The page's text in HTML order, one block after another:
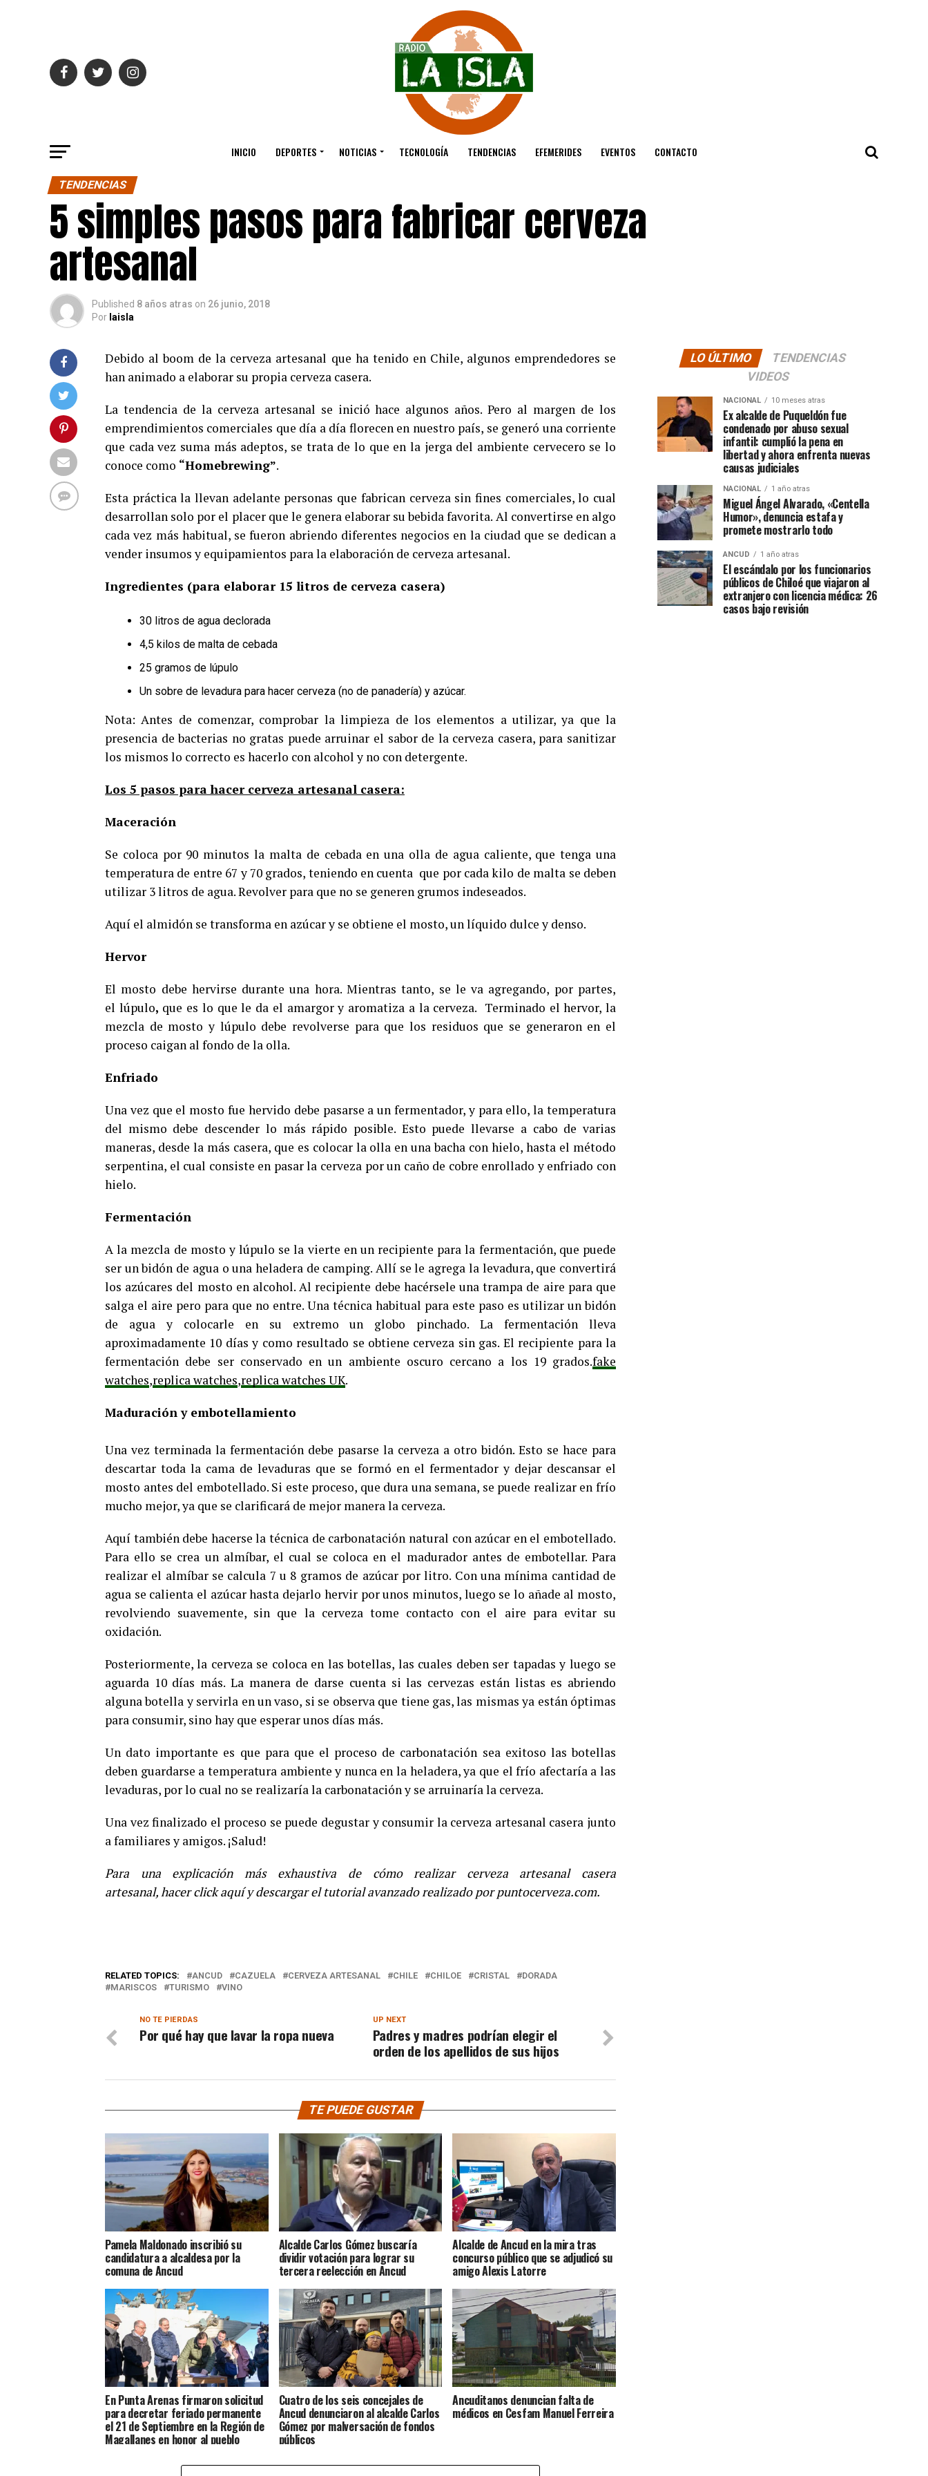
INICIO DEPORTES NOTICIAS TECNOLOGÍA TENDENCIAS EFEMERIDES EVENTOS CONTACTO
TENDENCIAS
5 simples pasos para fabricar cerveza
artesanal
Published 8 años atras on 26 junio, 2018
Por laisla
Debido al boom de la cerveza artesanal que ha tenido en Chile, algunos emprendedores se
han animado a elaborar su propia cerveza casera.
La tendencia de la cerveza artesanal se inició hace algunos años. Pero al margen de los
emprendimientos comerciales que día a día florecen en nuestro país, se generó una corriente
que cada vez suma más adeptos, se trata de lo que en la jerga del ambiente cervecero se lo
conoce como “Homebrewing”.
Esta práctica la llevan adelante personas que fabrican cerveza sin fines comerciales, lo cual
desarrollan solo por el placer que le genera elaborar su bebida favorita. Al convertirse en algo
cada vez más habitual, se fueron abriendo diferentes negocios en la ciudad que se dedican a
vender insumos y equipamientos para la elaboración de cerveza artesanal.
Ingredientes (para elaborar 15 litros de cerveza casera)
30 litros de agua declorada
4,5 kilos de malta de cebada
25 gramos de lúpulo
Un sobre de levadura para hacer cerveza (no de panadería) y azúcar.
Nota: Antes de comenzar, comprobar la limpieza de los elementos a utilizar, ya que la
presencia de bacterias no gratas puede arruinar el sabor de la cerveza casera, para sanitizar
los mismos lo correcto es hacerlo con alcohol y no con detergente.
Los 5 pasos para hacer cerveza artesanal casera:
Maceración
Se coloca por 90 minutos la malta de cebada en una olla de agua caliente, que tenga una
temperatura de entre 67 y 70 grados, teniendo en cuenta que por cada kilo de malta se deben
utilizar 3 litros de agua. Revolver para que no se generen grumos indeseados.
Aquí el almidón se transforma en azúcar y se obtiene el mosto, un líquido dulce y denso.
Hervor
El mosto debe hervirse durante una hora. Mientras tanto, se le va agregando, por partes,
el lúpulo, que es lo que le da el amargor y aromatiza a la cerveza. Terminado el hervor, la
mezcla de mosto y lúpulo debe revolverse para que los residuos que se generaron en el
proceso caigan al fondo de la olla.
Enfriado
Una vez que el mosto fue hervido debe pasarse a un fermentador, y para ello, la temperatura
del mismo debe descender lo más rápido posible. Esto puede llevarse a cabo de varias
maneras, desde la más casera, que es colocar la olla en una bacha con hielo, hasta el método
serpentina, el cual consiste en pasar la cerveza por un caño de cobre enrollado y enfriado con
hielo.
Fermentación
A la mezcla de mosto y lúpulo se la vierte en un recipiente para la fermentación, que puede
ser un bidón de agua o una heladera de camping. Allí se le agrega la levadura, que convertirá
los azúcares del mosto en alcohol. Al recipiente debe hacérsele una trampa de aire para que
salga el aire pero para que no entre. Una técnica habitual para este paso es utilizar un bidón
de agua y colocarle en su extremo un globo pinchado. La fermentación lleva
aproximadamente 10 días y como resultado se obtiene cerveza sin gas. El recipiente para la
fermentación debe ser conservado en un ambiente oscuro cercano a los 19 grados.fake
watches,replica watches,replica watches UK.
Maduración y embotellamiento
Una vez terminada la fermentación debe pasarse la cerveza a otro bidón. Esto se hace para
descartar toda la cama de levaduras que se formó en el fermentador y dejar descansar el
mosto antes del embotellado. Si este proceso, que dura una semana, se puede realizar en frío
mucho mejor, ya que se clarificará de mejor manera la cerveza.
Aquí también debe hacerse la técnica de carbonatación natural con azúcar en el embotellado.
Para ello se crea un almíbar, el cual se coloca en el madurador antes de embotellar. Para
realizar el almíbar se calcula 7 u 8 gramos de azúcar por litro. Con una mínima cantidad de
agua se calienta el azúcar hasta dejarlo hervir por unos minutos, luego se lo añade al mosto,
revolviendo suavemente, sin que la cerveza tome contacto con el aire para evitar su
oxidación.
Posteriormente, la cerveza se coloca en las botellas, las cuales deben ser tapadas y luego se
aguarda 10 días más. La manera de darse cuenta si las cervezas están listas es abriendo
alguna botella y servirla en un vaso, si se observa que tiene gas, las mismas ya están óptimas
para consumir, sino hay que esperar unos días más.
Un dato importante es que para que el proceso de carbonatación sea exitoso las botellas
deben guardarse a temperatura ambiente y nunca en la heladera, ya que el frío afectaría a las
levaduras, por lo cual no se realizaría la carbonatación y se arruinaría la cerveza.
Una vez finalizado el proceso se puede degustar y consumir la cerveza artesanal casera junto
a familiares y amigos. ¡Salud!
Para una explicación más exhaustiva de cómo realizar cerveza artesanal casera
artesanal, hacer click aquí y descargar el tutorial avanzado realizado por puntocerveza.com.
RELATED TOPICS: ANCUD CAZUELA CERVEZA ARTESANAL CHILE CHILOE CRISTAL
DORADA
MARISCOS
TURISMO VINO
UP NEXT
Padres y madres podrían elegir el
orden de los apellidos de sus hijos
NO TE PIERDAS
Por qué hay que lavar la ropa nueva
TE PUEDE GUSTAR
Pamela Maldonado inscribió su
candidatura a alcaldesa por la
comuna de Ancud
Alcalde Carlos Gómez buscaría
dividir votación para lograr su
tercera reelección en Ancud
Alcalde de Ancud en la mira tras
concurso público que se adjudicó su
amigo Alexis Latorre
En Punta Arenas firmaron solicitud
para decretar feriado permanente
el 21 de Septiembre en la Región de
Magallanes en honor al pueblo
Cuatro de los seis concejales de
Ancud denunciaron al alcalde Carlos
Gómez por malversación de fondos
públicos
Ancuditanos denuncian falta de
médicos en Cesfam Manuel Ferreira
LO ÚLTIMO
TENDENCIAS
VIDEOS
NACIONAL 10 meses atras
Ex alcalde de Puqueldón fue
condenado por abuso sexual
infantil: cumplió la pena en
libertad y ahora enfrenta nuevas
causas judiciales
NACIONAL 1 año atras
Miguel Ángel Alvarado, «Centella
Humor», denuncia estafa y
promete mostrarlo todo
ANCUD 1 año atras
El escándalo por los funcionarios
públicos de Chiloé que viajaron al
extranjero con licencia médica: 26
casos bajo revisión